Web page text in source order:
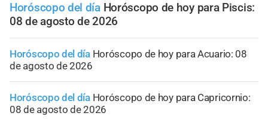
Horóscopo del día Horóscopo de hoy para Piscis:
08 de agosto de 2026
Horóscopo del día Horóscopo de hoy para Acuario: 08
de agosto de 2026
Horóscopo del día Horóscopo de hoy para Capricornio:
08 de agosto de 2026